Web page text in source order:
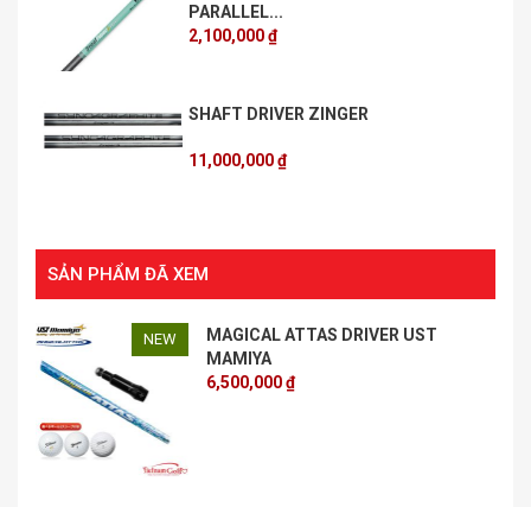
PARALLEL...
2,100,000 ₫
SHAFT DRIVER ZINGER
11,000,000 ₫
SẢN PHẨM ĐÃ XEM
NEW
MAGICAL ATTAS DRIVER UST
MAMIYA
6,500,000 ₫